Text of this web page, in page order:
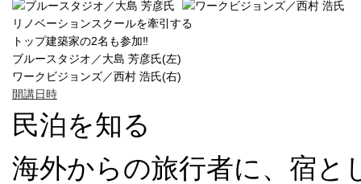
リノベーションスクールを牽引する
トップ建築家の2名も参加‼
ブルースタジオ／大島 芳彦氏(左)
ワークビジョンズ／西村 浩氏(右)
開講日時
民泊を知る
海外からの旅行者に、宿と